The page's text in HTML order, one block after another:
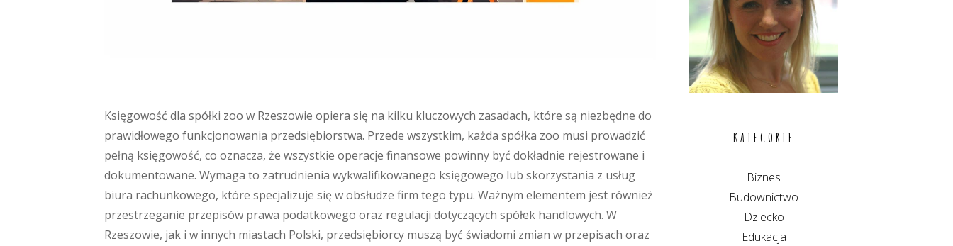
Księgowość dla spółki zoo w Rzeszowie opiera się na kilku kluczowych zasadach, które są niezbędne do
prawidłowego funkcjonowania przedsiębiorstwa. Przede wszystkim, każda spółka zoo musi prowadzić
pełną księgowość, co oznacza, że wszystkie operacje finansowe powinny być dokładnie rejestrowane i
dokumentowane. Wymaga to zatrudnienia wykwalifikowanego księgowego lub skorzystania z usług
biura rachunkowego, które specjalizuje się w obsłudze firm tego typu. Ważnym elementem jest również
przestrzeganie przepisów prawa podatkowego oraz regulacji dotyczących spółek handlowych. W
Rzeszowie, jak i w innych miastach Polski, przedsiębiorcy muszą być świadomi zmian w przepisach oraz
KATEGORIE
Biznes
Budownictwo
Dziecko
Edukacja